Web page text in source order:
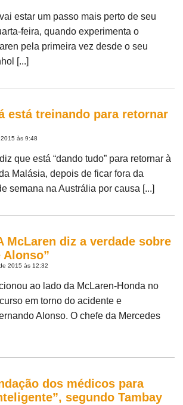
estar um passo mais perto de seu
feira, quando experimenta o
pela primeira vez desde o seu
[...]
está treinando para retornar
às 9:48
que está “dando tudo” para retornar à
Malásia, depois de ficar fora da
semana na Austrália por causa [...]
McLaren diz a verdade sobre
Alonso”
2015 às 12:32
ao lado da McLaren-Honda no
em torno do acidente e
Alonso. O chefe da Mercedes
dos médicos para
segundo Tambay